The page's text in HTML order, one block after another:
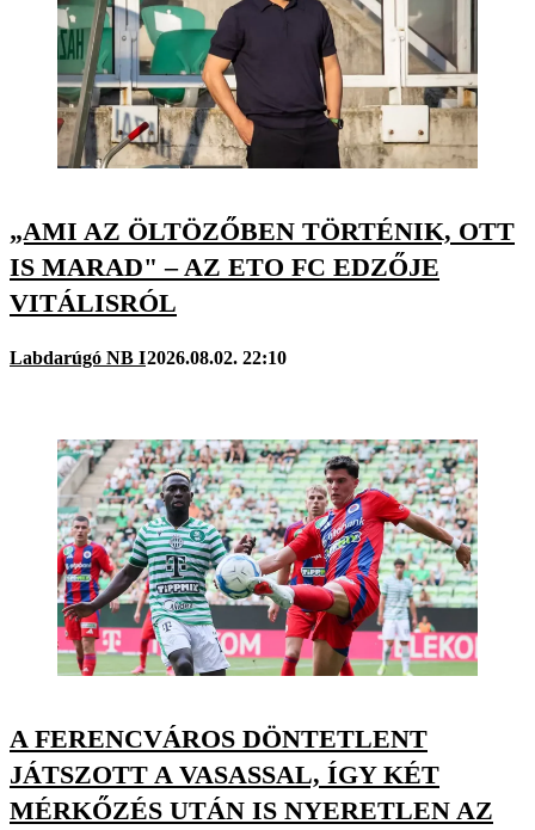
„AMI AZ ÖLTÖZŐBEN TÖRTÉNIK, OTT
IS MARAD" – AZ ETO FC EDZŐJE
VITÁLISRÓL
Labdarúgó NB I2026.08.02. 22:10
A FERENCVÁROS DÖNTETLENT
JÁTSZOTT A VASASSAL, ÍGY KÉT
MÉRKŐZÉS UTÁN IS NYERETLEN AZ